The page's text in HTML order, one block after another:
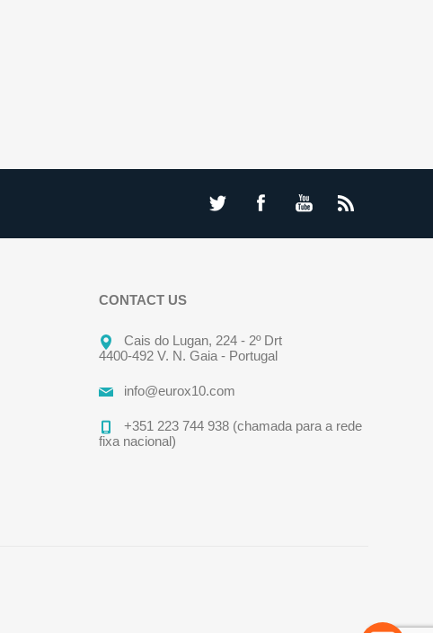
CONTACT US
Cais do Lugan, 224 - 2º Drt
4400-492 V. N. Gaia - Portugal
info@eurox10.com
+351 223 744 938 (chamada para a rede
fixa nacional)